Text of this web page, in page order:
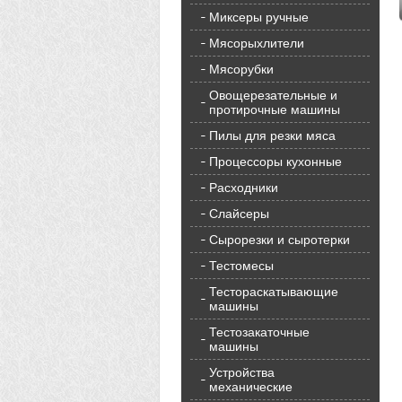
Миксеры ручные
Мясорыхлители
Мясорубки
Овощерезательные и
протирочные машины
Пилы для резки мяса
Процессоры кухонные
Расходники
Слайсеры
Сырорезки и сыротерки
Тестомесы
Тестораскатывающие
машины
Тестозакаточные
машины
Устройства
механические